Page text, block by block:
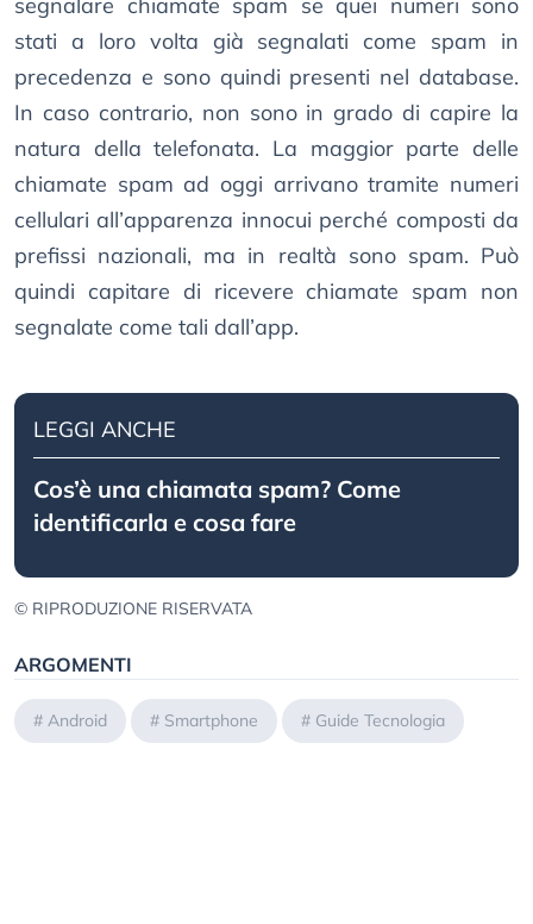
segnalare chiamate spam se quei numeri sono
stati a loro volta già segnalati come spam in
precedenza e sono quindi presenti nel database.
In caso contrario, non sono in grado di capire la
natura della telefonata. La maggior parte delle
chiamate spam ad oggi arrivano tramite numeri
cellulari all’apparenza innocui perché composti da
prefissi nazionali, ma in realtà sono spam. Può
quindi capitare di ricevere chiamate spam non
segnalate come tali dall’app.
LEGGI ANCHE
Cos’è una chiamata spam? Come
identificarla e cosa fare
© RIPRODUZIONE RISERVATA
ARGOMENTI
# Android # Smartphone # Guide Tecnologia